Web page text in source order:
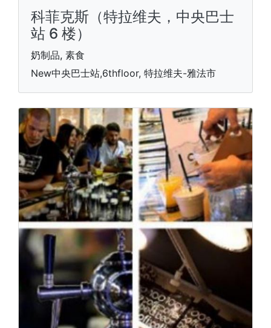
科菲克斯（特拉维夫，中央巴士
站 6 楼）
奶制品, 素食
New中央巴士站,6thfloor, 特拉维夫-雅法市